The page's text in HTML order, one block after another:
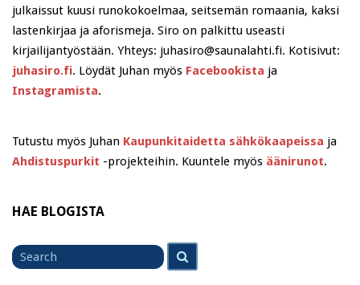
julkaissut kuusi runokokoelmaa, seitsemän romaania, kaksi
lastenkirjaa ja aforismeja. Siro on palkittu useasti
kirjailijantyöstään. Yhteys: juhasiro@saunalahti.fi. Kotisivut:
juhasiro.fi. Löydät Juhan myös Facebookista ja
Instagramista.
Tutustu myös Juhan Kaupunkitaidetta sähkökaapeissa ja
Ahdistuspurkit -projekteihin. Kuuntele myös äänirunot.
HAE BLOGISTA
Search
for